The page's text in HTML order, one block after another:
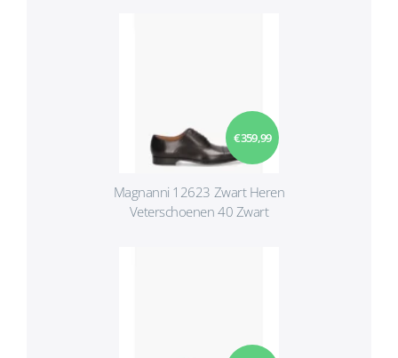
€ 359,99
Magnanni 12623 Zwart Heren
Veterschoenen 40 Zwart